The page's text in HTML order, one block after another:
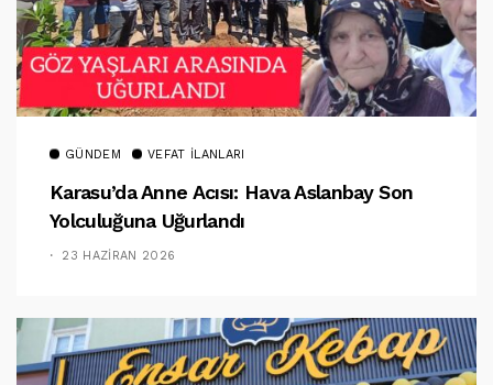
GÜNDEM VEFAT İLANLARI
Karasu’da Anne Acısı: Hava Aslanbay Son
Yolculuğuna Uğurlandı
23 HAZIRAN 2026